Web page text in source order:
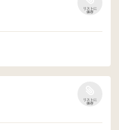
リストに
保存
リストに
保存